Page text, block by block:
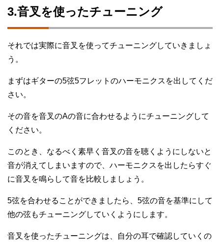
3.音叉を使ったチューニング
それでは実際に音叉を使ってチューニングしていきましょ
う。
まずはギターの5弦5フレットのハーモニクスを出してくだ
さい。
その音を音叉のAの音に合わせるようにチューニングして
ください。
このとき、なるべく素早く音叉の音を聴くようにしないと
音が消えてしまいますので、ハーモニクスを出したらすぐ
に音叉を鳴らして音を比較しましょう。
5弦を合わせることができましたら、5弦の音を基準にして
他の弦もチューニングしていくようにします。
音叉を使ったチューニングは、自分の耳で確認していくの